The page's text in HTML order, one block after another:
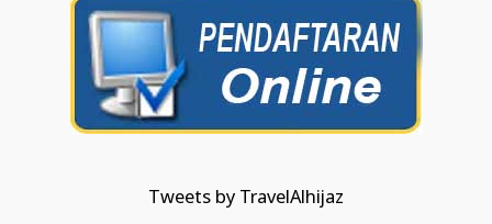
Tweets by TravelAlhijaz